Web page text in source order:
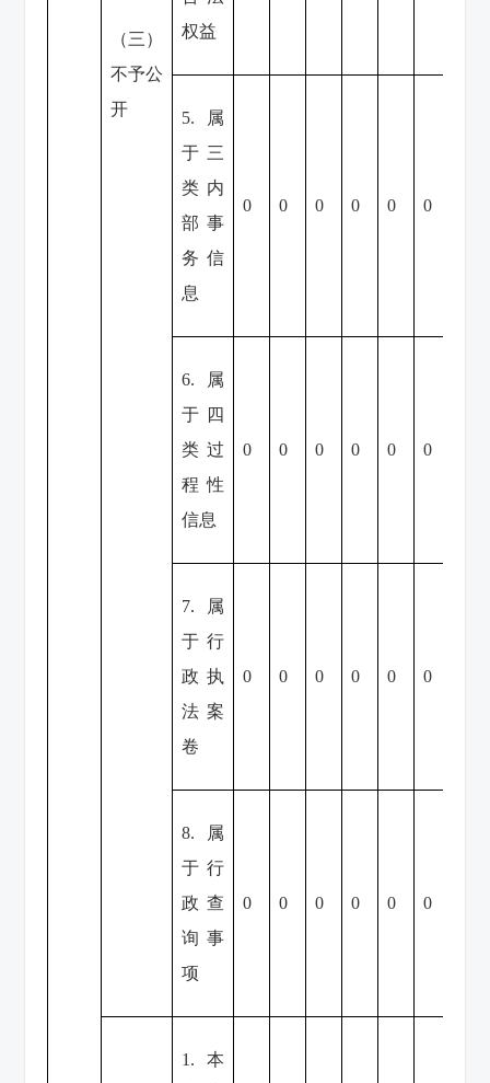
（三）
不予公
开
权益
5.属
于三
类内
部事
务信
息
0 0 0 0 0 0
6.属
于四
类过
程性
信息
0 0 0 0 0 0
7.属
于行
政执
法案
卷
0 0 0 0 0 0
8.属
于行
政查
询事
项
0 0 0 0 0 0
1.本